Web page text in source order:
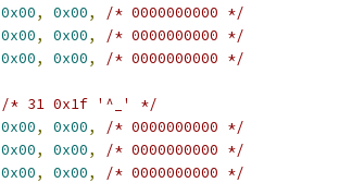
0x00, 0x00,
/* 0000000000 */
0x00, 0x00,
/* 0000000000 */
0x00, 0x00, /* 0000000000 */
/* 31 0x1f '^_' */
0x00, 0x00,
/* 0000000000 */
0x00, 0x00,
/* 0000000000 */
0x00, 0x00,
/* 0000000000 */